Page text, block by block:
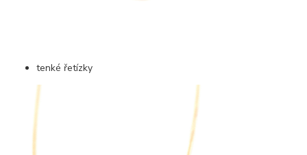
tenké řetízky